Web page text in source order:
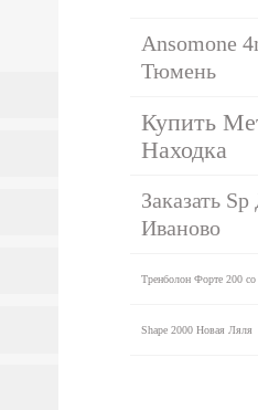
Ansomone
Тюмень
Купить
Находка
Заказать
Иваново
Тренболон Форте 200 со
Shape 2000 Новая Ляля